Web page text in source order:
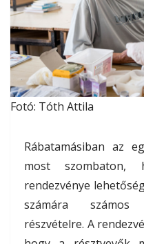
Fotó: Tóth Attila
Rábatamásiban az
most szombaton,
rendezvénye
számára számos
részvételre. A